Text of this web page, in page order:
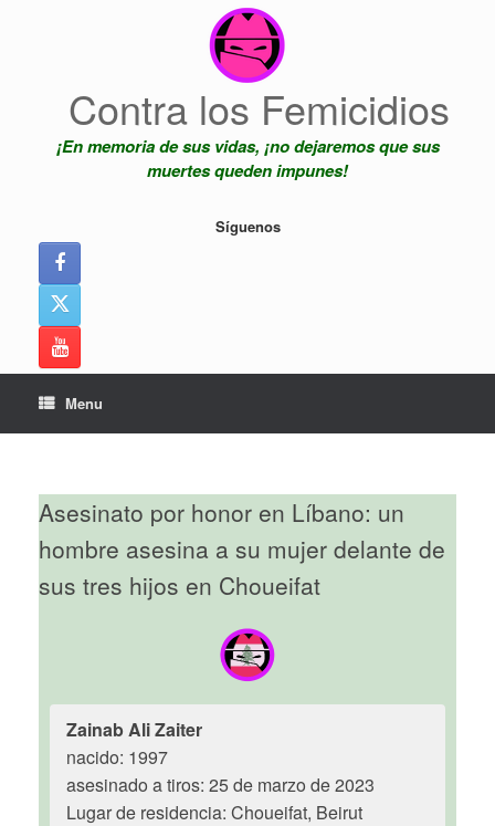
Contra los Femicidios
¡En memoria de sus vidas, ¡no dejaremos que sus
muertes queden impunes!
Síguenos
Menu
Asesinato por honor en Líbano: un
hombre asesina a su mujer delante de
sus tres hijos en Choueifat
Zainab Ali Zaiter
nacido: 1997
asesinado a tiros: 25 de marzo de 2023
Lugar de residencia: Choueifat, Beirut